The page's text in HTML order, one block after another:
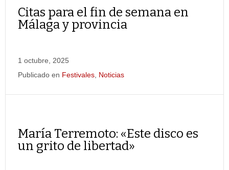
Citas para el fin de semana en
Málaga y provincia
1 octubre, 2025
Publicado en Festivales Noticias
María Terremoto: «Este disco es
un grito de libertad»